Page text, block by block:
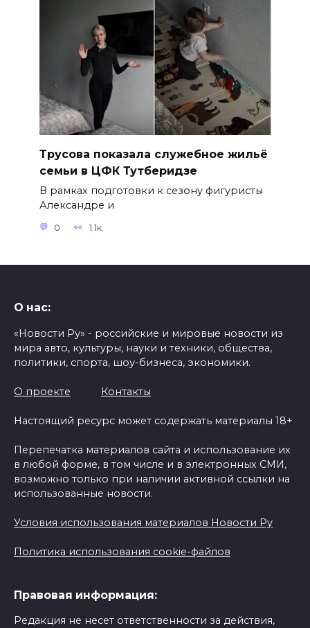
Трусова показала служебное жильё
семьи в ЦФК Тутберидзе
В рамках подготовки к сезону фигуристы
Александре и
0 1.1к.
О нас:
«Новости Ру» - российские и мировые новости из
мира авто, культуры, науки и техники, общества,
политики, спорта, шоу-бизнеса, экономики.
О проекте Контакты
Настоящий ресурс может содержать материалы 18+
Перепечатка материалов сайта и использование их
в любой форме, в том числе и в электронных СМИ,
возможно только при наличии активной ссылки на
использованные новости.
Условия использования материалов Новости Ру
Политика использования cookie-файлов
Правовая информация:
Редакция не несет ответственности за действия,